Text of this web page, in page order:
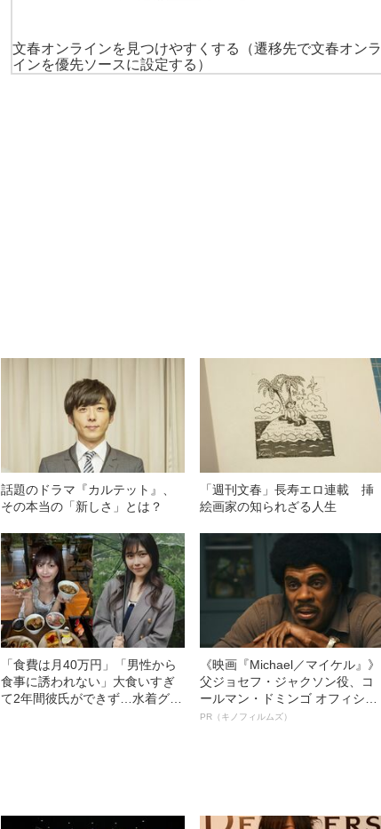
文春オンラインを見つけやすくする
（遷移先で文春オンラ
インを優先ソースに設定する）
話題のドラマ『カルテット』、
その本当の「新しさ」とは？
「週刊文春」長寿エロ連載 挿
絵画家の知られざる人生
「食費は月40万円」「男性から
食事に誘われない」大食いすぎ
て2年間彼氏ができず…水着グラ
《映画『Michael／マイケル』》
父ジョセフ・ジャクソン役、コ
ールマン・ドミンゴ オフィシャ
ルインタビュー“観客を魅了した
PR（キノフィルムズ）